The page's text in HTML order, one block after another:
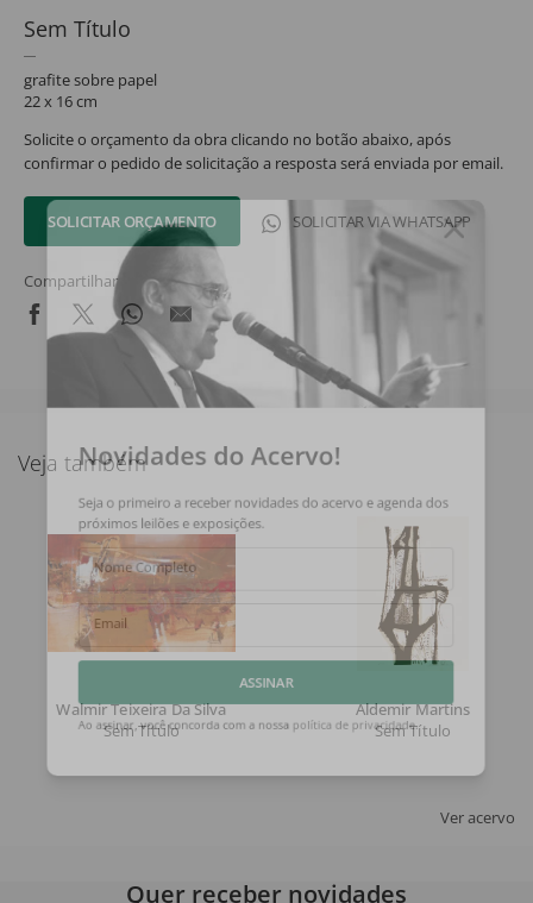
Sem Título
grafite sobre papel
22 x 16 cm
Solicite o orçamento da obra clicando no botão abaixo, após
confirmar o pedido de solicitação a resposta será enviada por email.
SOLICITAR ORÇAMENTO SOLICITAR VIA WHATSAPP
Compartilhar
Veja também
Walmir Teixeira Da Silva
Sem Título
Aldemir Martins
Sem Título
Ver acervo
Novidades do Acervo!
Seja o primeiro a receber novidades do acervo e agenda dos
próximos leilões e exposições.
Nome Completo
Email
ASSINAR
Quer receber novidades